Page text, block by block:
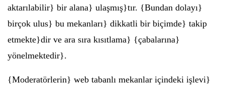
aktarılabilir} bir alana} ulaşmış}tır. {Bundan dolayı}
birçok ulus} bu mekanları} dikkatli bir biçimde} takip
etmekte}dir ve ara sıra kısıtlama} {çabalarına}
yönelmektedir}.
{Moderatörlerin} web tabanlı mekanlar içindeki işlevi}